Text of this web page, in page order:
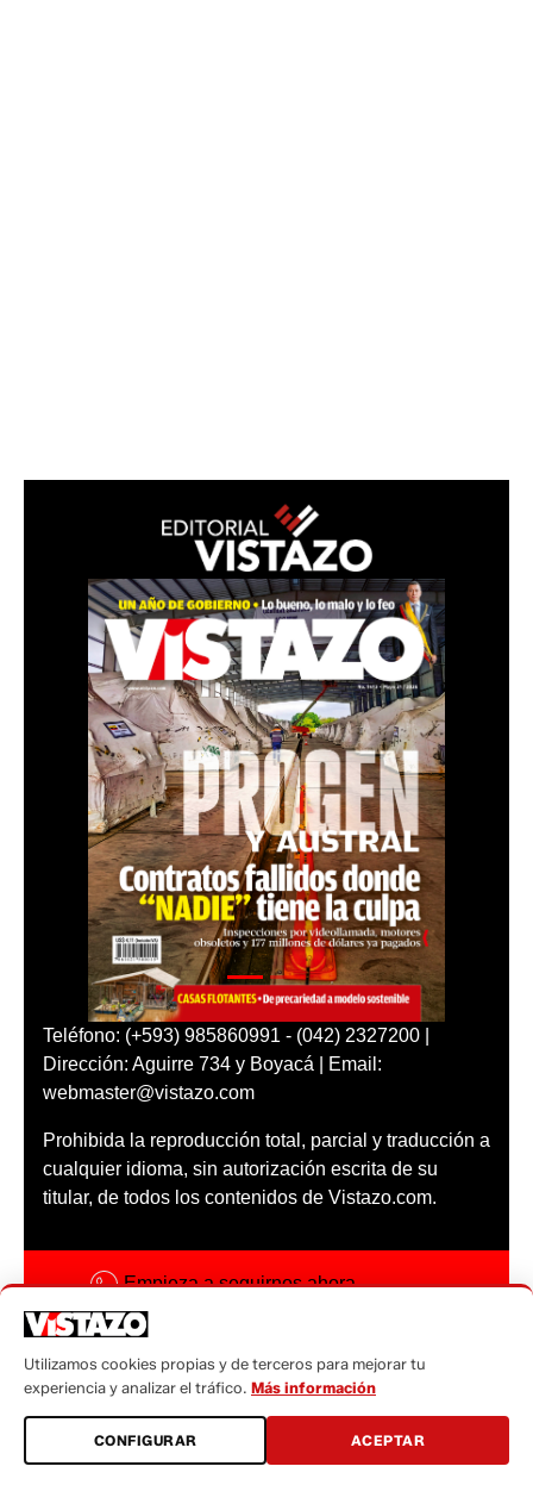
Teléfono: (+593) 985860991 - (042) 2327200 |
Dirección: Aguirre 734 y Boyacá | Email:
webmaster@vistazo.com
Prohibida la reproducción total, parcial y traducción a
cualquier idioma, sin autorización escrita de su
titular, de todos los contenidos de Vistazo.com.
Empieza a seguirnos ahora
Código ética
Sugerencias a:
sugerencias@vistazo.com
Utilizamos cookies propias y de terceros para mejorar tu
experiencia y analizar el tráfico. Más información
CONFIGURAR ACEPTAR